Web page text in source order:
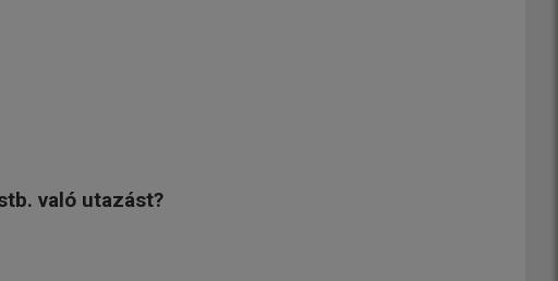
való utazást?